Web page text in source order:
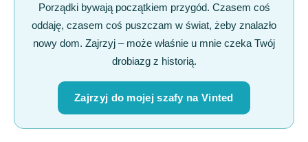
Porządki bywają początkiem przygód. Czasem coś
oddaję, czasem coś puszczam w świat, żeby znalazło
nowy dom. Zajrzyj – może właśnie u mnie czeka Twój
drobiazg z historią.
Zajrzyj do mojej szafy na Vinted